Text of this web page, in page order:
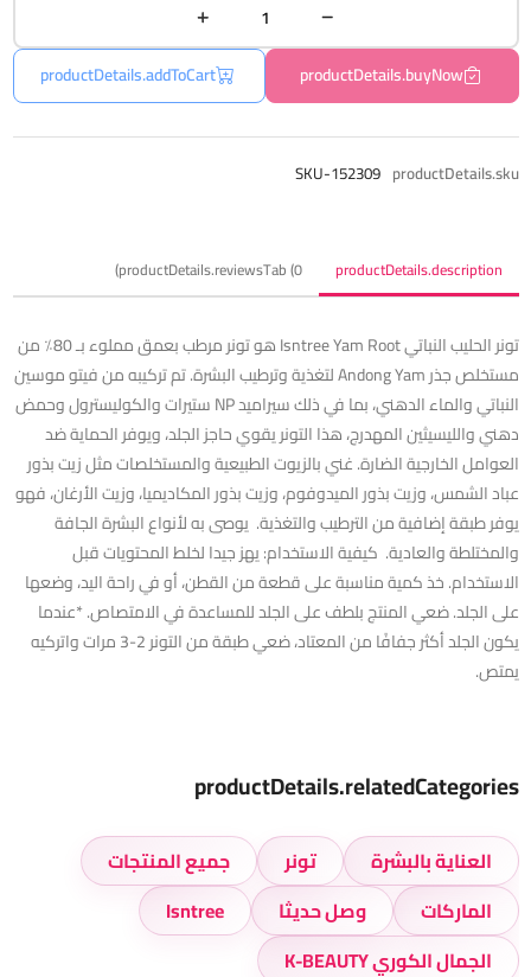
productDetails.buyNow
productDetails.addToCart
productDetails.sku
SKU-152309
productDetails.description
productDetails.reviewsTab (0)
تونر الحليب النباتي Isntree Yam Root هو تونر مرطب بعمق مملوء بـ 80٪ من
مستخلص جذر Andong Yam لتغذية وترطيب البشرة. تم تركيبه من فيتو موسين
النباتي والماء الدهني، بما في ذلك سيراميد NP ستيرات والكوليسترول وحمض
دهني والليسيثين المهدرج، هذا التونر يقوي حاجز الجلد، ويوفر الحماية ضد
العوامل الخارجية الضارة. غني بالزيوت الطبيعية والمستخلصات مثل زيت بذور
عباد الشمس، وزيت بذور الميدوفوم، وزيت بذور المكاديميا، وزيت الأرغان، فهو
يوفر طبقة إضافية من الترطيب والتغذية. يوصى به لأنواع البشرة الجافة
والمختلطة والعادية. كيفية الاستخدام: يهز جيدا لخلط المحتويات قبل
الاستخدام. خذ كمية مناسبة على قطعة من القطن، أو في راحة اليد، وضعها
على الجلد. ضعي المنتج بلطف على الجلد للمساعدة في الامتصاص. *عندما
يكون الجلد أكثر جفافًا من المعتاد، ضعي طبقة من التونر 2-3 مرات واتركيه
يمتص.
productDetails.relatedCategories
العناية بالبشرة تونر
جميع المنتجات
الماركات
وصل حديثا
Isntree
الجمال الكوري K-BEAUTY